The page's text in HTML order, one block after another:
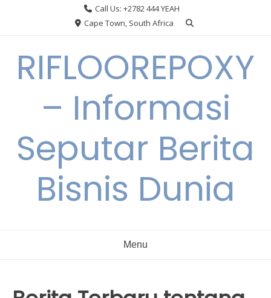
Call Us: +2782 444 YEAH
Cape Town, South Africa
RIFLOOREPOXY
– Informasi
Seputar Berita
Bisnis Dunia
Menu